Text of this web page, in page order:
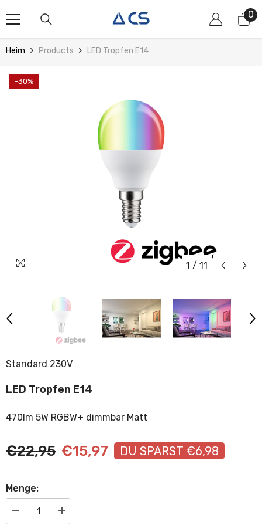
00
Heim Products LED Tropfen E14
-30%
1 / 11
Standard 230V
LED Tropfen E14
470lm 5W RGBW+ dimmbar Matt
€22,95 €15,97 DU SPARST €6,98
Menge:
verringern
Menge
erhöhen